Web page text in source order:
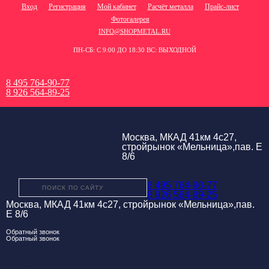
Вход Регистрация Мой кабинет Расчёт металла
Прайс-лист
Фотогалерея
INFO@SHOPMETAL.RU
ПН-СБ: С 9:00 ДО 18:30 ВС: ВЫХОДНОЙ
8 495 764-90-77
8 926 564-89-25
Москва, МКАД 41км 4с27,
стройрынок «Мельница»,пав. Е
8/6
8 495 764-90-77
8 926 564-89-25
Москва, МКАД 41км 4с27, стройрынок «Мельница»,пав.
Е 8/6
Обратный звонок
Обратный звонок